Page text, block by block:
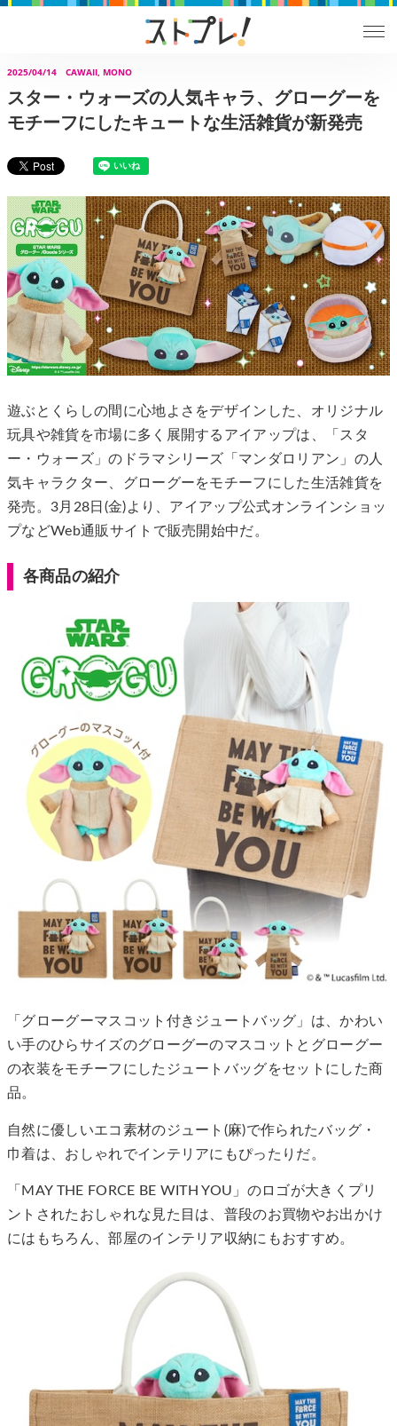
2025/04/14 CAWAII, MONO
スター・ウォーズの人気キャラ、グローグーを
モチーフにしたキュートな生活雑貨が新発売
遊ぶとくらしの間に心地よさをデザインした、オリジナル
玩具や雑貨を市場に多く展開するアイアップは、「スタ
ー・ウォーズ」のドラマシリーズ「マンダロリアン」の人
気キャラクター、グローグーをモチーフにした生活雑貨を
発売。3月28日(金)より、アイアップ公式オンラインショッ
プなどWeb通販サイトで販売開始中だ。
各商品の紹介
「グローグーマスコット付きジュートバッグ」は、かわい
い手のひらサイズのグローグーのマスコットとグローグー
の衣装をモチーフにしたジュートバッグをセットにした商
品。
自然に優しいエコ素材のジュート(麻)で作られたバッグ・
巾着は、おしゃれでインテリアにもぴったりだ。
「MAY THE FORCE BE WITH YOU」のロゴが大きくプリ
ントされたおしゃれな見た目は、普段のお買物やお出かけ
にはもちろん、部屋のインテリア収納にもおすすめ。